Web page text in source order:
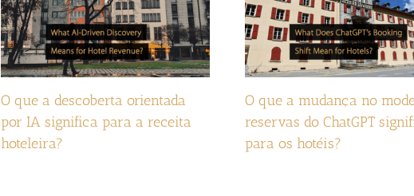
O que a descoberta orientada
por IA significa para a receita
hoteleira?
O que a mudança no
reservas do ChatGPT
para os hotéis?